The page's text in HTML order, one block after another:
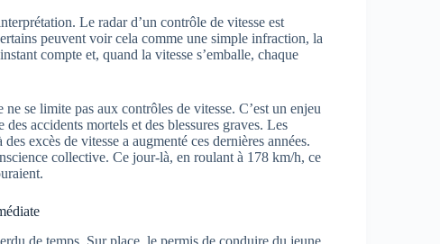
Le radar d’un contrôle de vitesse est
peuvent voir cela comme une simple infraction, la
compte et, quand la vitesse s’emballe, chaque
se limite pas aux contrôles de vitesse. C’est un enjeu
accidents mortels et des blessures graves. Les
excès de vitesse a augmenté ces dernières années.
collective. Ce jour-là, en roulant à 178 km/h, ce